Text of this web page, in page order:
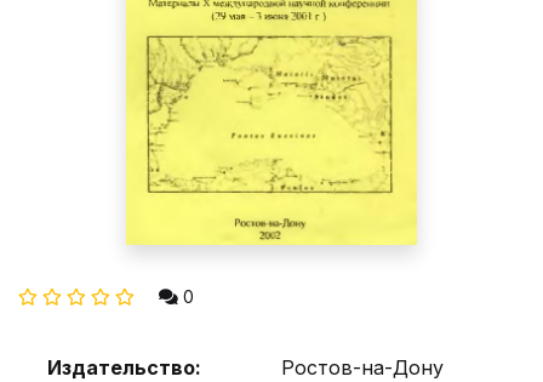
0
Издательство: Ростов-на-Дону